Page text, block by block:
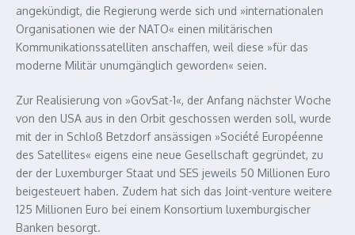
angekündigt, die Regierung werde sich und »internationalen
Organisationen wie der NATO« einen militärischen
Kommunikationssatelliten anschaffen, weil diese »für das
moderne Militär unumgänglich geworden« seien.
Zur Realisierung von »GovSat-1«, der Anfang nächster Woche
von den USA aus in den Orbit geschossen werden soll, wurde
mit der in Schloß Betzdorf ansässigen »Société Européenne
des Satellites« eigens eine neue Gesellschaft gegründet, zu
der der Luxemburger Staat und SES jeweils 50 Millionen Euro
beigesteuert haben. Zudem hat sich das Joint-venture weitere
125 Millionen Euro bei einem Konsortium luxemburgischer
Banken besorgt.